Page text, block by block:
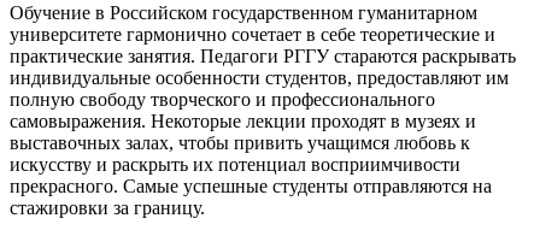
Обучение в Российском государственном гуманитарном
университете гармонично сочетает в себе теоретические и
практические занятия. Педагоги РГГУ стараются раскрывать
индивидуальные особенности студентов, предоставляют им
полную свободу творческого и профессионального
самовыражения. Некоторые лекции проходят в музеях и
выставочных залах, чтобы привить учащимся любовь к
искусству и раскрыть их потенциал восприимчивости
прекрасного. Самые успешные студенты отправляются на
стажировки за границу.